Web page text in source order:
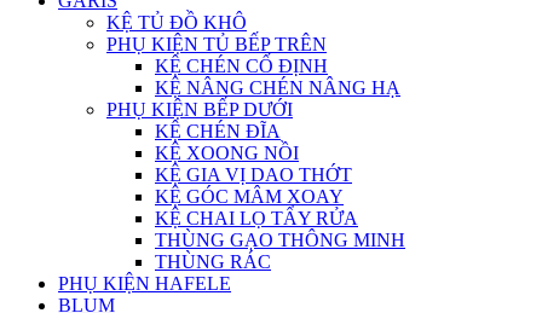
KỆ TỦ ĐỒ KHÔ
PHỤ KIỆN TỦ BẾP TRÊN
KỆ CHÉN CỐ ĐỊNH
KỆ NÂNG CHÉN NÂNG HẠ
PHỤ KIỆN BẾP DƯỚI
KỆ CHÉN ĐĨA
KỆ XOONG NỒI
KỆ GIA VỊ DAO THỚT
KỆ GÓC MÂM XOAY
KỆ CHAI LỌ TẨY RỬA
THÙNG GẠO THÔNG MINH
THÙNG RÁC
PHỤ KIỆN HAFELE
BLUM